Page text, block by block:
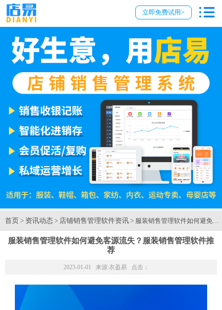
立即免费试用>
首页 > 资讯动态 > 店铺销售管理软件资讯 > 服装销售管理软件如何避免
服装销售管理软件如何避免客源流失？服装销售管理软件推
荐
2023-01-01 来源:衣盈易 点击：